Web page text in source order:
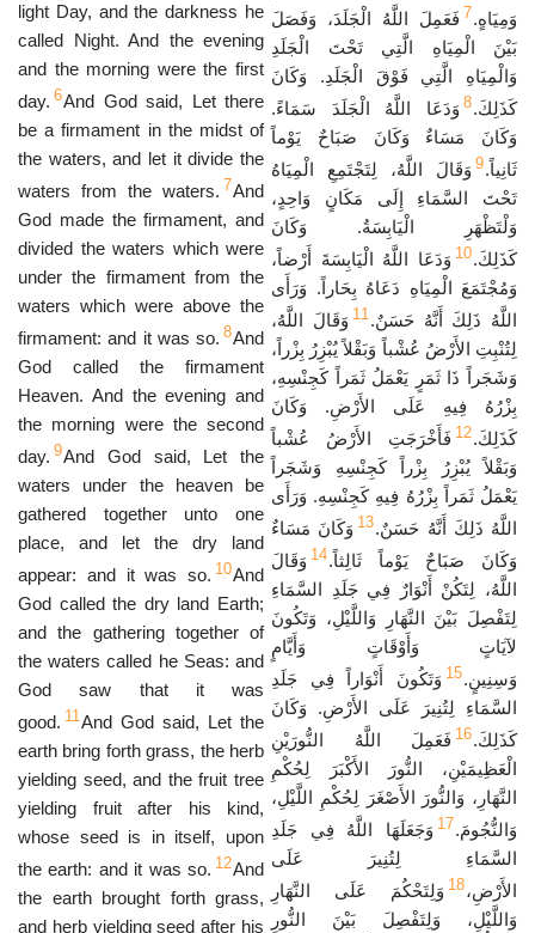
light Day, and the darkness he
called Night. And the evening
and the morning were the first
day. 6And God said, Let there
be a firmament in the midst of
the waters, and let it divide the
waters from the waters. 7And
God made the firmament, and
divided the waters which were
under the firmament from the
waters which were above the
firmament: and it was so. 8And
God called the firmament
Heaven. And the evening and
the morning were the second
day. 9And God said, Let the
waters under the heaven be
gathered together unto one
place, and let the dry land
appear: and it was so. 10And
God called the dry land Earth;
and the gathering together of
the waters called he Seas: and
God saw that it was
good. 11And God said, Let the
earth bring forth grass, the herb
yielding seed, and the fruit tree
yielding fruit after his kind,
whose seed is in itself, upon
the earth: and it was so. 12And
the earth brought forth grass,
and herb yielding seed after his
وَمِيَاهٍ.7 فَعَمِلَ اللَّهُ الْجَلَدَ، وَفَصَلَ
بَيْنَ الْمِيَاهِ الَّتِي تَحْتَ الْجَلَدِ
وَالْمِيَاهِ الَّتِي فَوْقَ الْجَلَدِ. وَكَانَ
كَذَلِكَ.8 وَدَعَا اللَّهُ الْجَلَدَ سَمَاءً.
وَكَانَ مَسَاءٌ وَكَانَ صَبَاحٌ يَوْماً
ثَانِياً.9 وَقَالَ اللَّهُ، لِتَجْتَمِعِ الْمِيَاهُ
تَحْتَ السَّمَاءِ إِلَى مَكَانٍ وَاحِدٍ،
وَلْتَظْهَرِ الْيَابِسَةُ. وَكَانَ
كَذَلِكَ.10 وَدَعَا اللَّهُ الْيَابِسَةَ أَرْضاً،
وَمُجْتَمَعَ الْمِيَاهِ دَعَاهُ بِحَاراً. وَرَأَى
اللَّهُ ذَلِكَ أَنَّهُ حَسَنٌ.11 وَقَالَ اللَّهُ،
لِتُنْبِتِ الأَرْضُ عُشْباً وَبَقْلاً يُبْزِرُ بِزْراً،
وَشَجَراً ذَا ثَمَرٍ يَعْمَلُ ثَمَراً كَجِنْسِهِ،
بِزْرُهُ فِيهِ عَلَى الأَرْضِ. وَكَانَ
كَذَلِكَ.12 فَأَخْرَجَتِ الأَرْضُ عُشْباً
وَبَقْلاً يُبْزِرُ بِزْراً كَجِنْسِهِ وَشَجَراً
يَعْمَلُ ثَمَراً بِزْرُهُ فِيهِ كَجِنْسِهِ. وَرَأَى
اللَّهُ ذَلِكَ أَنَّهُ حَسَنٌ.13 وَكَانَ مَسَاءٌ
وَكَانَ صَبَاحٌ يَوْماً ثَالِثاً.14 وَقَالَ
اللَّهُ، لِتَكُنْ أَنْوَارٌ فِي جَلَدِ السَّمَاءِ
لِتَفْصِلَ بَيْنَ النَّهَارِ وَاللَّيْلِ، وَتَكُونَ
لآيَاتٍ وَأَوْقَاتٍ وَأَيَّامٍ
وَسِنِينٍ.15 وَتَكُونَ أَنْوَاراً فِي جَلَدِ
السَّمَاءِ لِتُنِيرَ عَلَى الأَرْضِ. وَكَانَ
كَذَلِكَ.16 فَعَمِلَ اللَّهُ النُّورَيْنِ
الْعَظِيمَيْنِ، النُّورَ الأَكْبَرَ لِحُكْمِ
النَّهَارِ، وَالنُّورَ الأَصْغَرَ لِحُكْمِ اللَّيْلِ،
وَالنُّجُومَ.17 وَجَعَلَهَا اللَّهُ فِي جَلَدِ
السَّمَاءِ لِتُنِيرَ عَلَى
الأَرْضِ،18 وَلِتَحْكُمَ عَلَى النَّهَارِ
وَاللَّيْلِ، وَلِتَفْصِلَ بَيْنَ النُّورِ